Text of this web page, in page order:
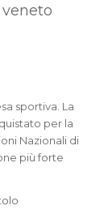
sportiva. La
per la
Nazionali di
più forte